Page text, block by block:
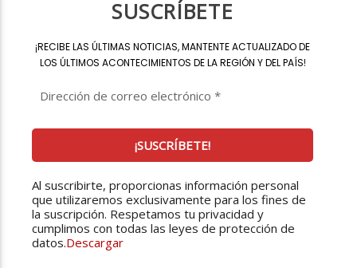
SUSCRÍBETE
¡RECIBE LAS ÚLTIMAS NOTICIAS, MANTENTE ACTUALIZADO DE
LOS ÚLTIMOS ACONTECIMIENTOS DE LA REGIÓN Y DEL PAÍS!
Al suscribirte, proporcionas información personal
que utilizaremos exclusivamente para los fines de
la suscripción. Respetamos tu privacidad y
cumplimos con todas las leyes de protección de
datos.Descargar